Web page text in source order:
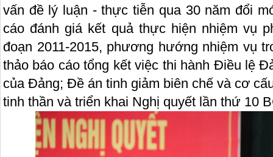
vấn đề lý luận - thực tiễn qua 30 năm đổi
cáo đánh giá kết quả thực hiện nhiệm vụ
đoạn 2011-2015, phương hướng nhiệm vụ
thảo báo cáo tổng kết việc thi hành Điều lệ
của Đảng; Đề án tinh giảm biên chế và cơ
tinh thần và triển khai Nghị quyết lần thứ 10